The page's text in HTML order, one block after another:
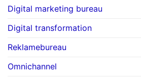
Digital marketing bureau
Digital transformation
Reklamebureau
Omnichannel